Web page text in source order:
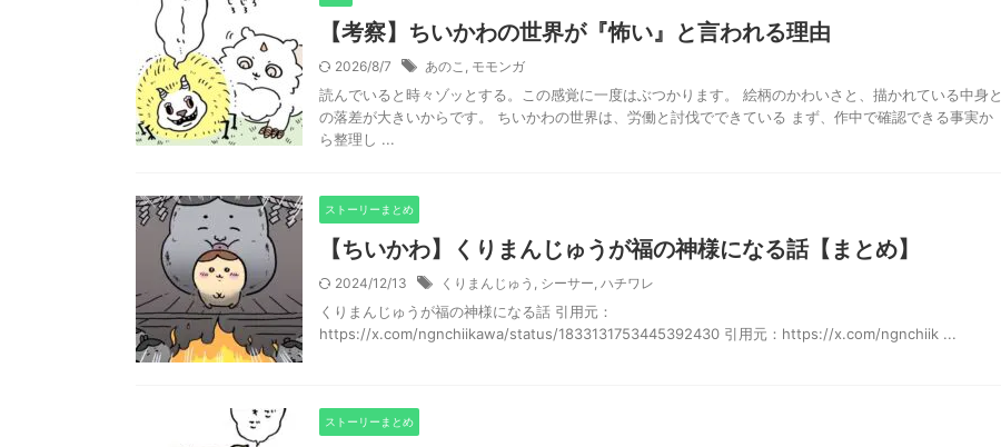
【考察】ちいかわの世界が『怖い』と言われる理由
2026/8/7 あのこ , モモンガ
読んでいると時々ゾッとする。この感覚に一度はぶつかります。 絵柄のかわいさと、描かれている中身と
の落差が大きいからです。 ちいかわの世界は、労働と討伐でできている まず、作中で確認できる事実か
ら整理し ...
ストーリーまとめ
【ちいかわ】くりまんじゅうが福の神様になる話【まとめ】
2024/12/13 くりまんじゅう , シーサー, ハチワレ
くりまんじゅうが福の神様になる話 引用元：
https://x.com/ngnchiikawa/status/1833131753445392430 引用元：https://x.com/ngnchiik ...
ストーリーまとめ